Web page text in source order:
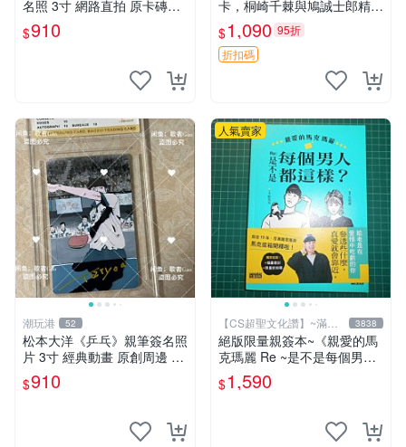
名照 3寸 網路直拍 原卡磚包
裝 發行限量 規格精細 收藏推
薦 yo-tsuba 簽名照 四葉妹妹
$910
卡，桐崎千棘與鳩誠士郎精美
周邊，3寸日版中古帶原裝卡
磚，國內直郵 偽戀 Nisekoi
簽名卡 桐崎千棘
$1,090 95折
折扣碼
潮玩港 52
松本大洋《乒乓》親筆簽名照
片 3寸 經典動畫 原創周邊 經
典動漫 周邊收藏 照片卡磚
$910
人氣賣家
【CS超聖文化讚】~滿千
元送運
3838
絕版限量親簽本~《親愛的馬
克瑪麗 Re ~是不是每個男人
都這樣？（附贈快速通關信
封）》附書腰 歐馬克 吳瑪麗
$1,590